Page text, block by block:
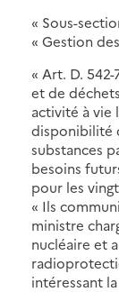
« Sous-
« Gestion
« Art. D.
et de
activité à vie
disponibilité
substances
besoins
pour les
« Ils
ministre
nucléaire et
intéressant